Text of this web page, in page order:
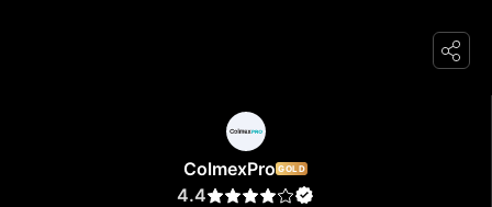
ColmexPro GOLD
4.4